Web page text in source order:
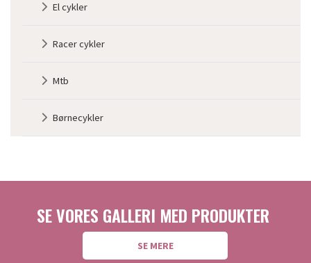
El cykler
Racer cykler
Mtb
Børnecykler
SE VORES GALLERI MED PRODUKTER
SE MERE